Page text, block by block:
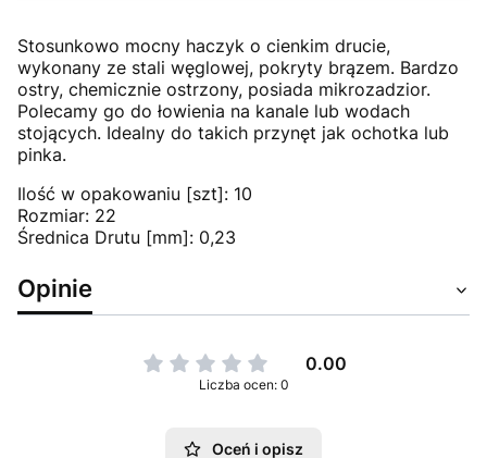
Stosunkowo mocny haczyk o cienkim drucie,
wykonany ze stali węglowej, pokryty brązem. Bardzo
ostry, chemicznie ostrzony, posiada mikrozadzior.
Polecamy go do łowienia na kanale lub wodach
stojących. Idealny do takich przynęt jak ochotka lub
pinka.
Ilość w opakowaniu [szt]: 10
Rozmiar: 22
Średnica Drutu [mm]: 0,23
Opinie
0.00
Liczba ocen: 0
Oceń i opisz